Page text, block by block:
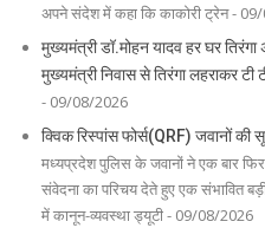
अपने संदेश में कहा कि काकोरी ट्रेन -
मुख्यमंत्री डॉ.मोहन यादव हर घर
मुख्यमंत्री निवास से तिरंगा लहराकर
- 09/08/2026
क्विक रिस्पांस फोर्स(QRF) जवानों
मध्यप्रदेश पुलिस के जवानों ने एक बार
संवेदना का परिचय देते हुए एक संभावित
में कानून-व्यवस्था ड्यूटी - 09/08/2026